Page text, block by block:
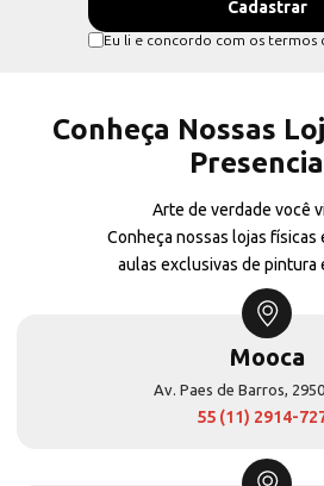
Eu li e concordo com os termos
Conheça Nossas
Arte de verdade você
Conheça nossas lojas físicas
aulas exclusivas de pintura
Mooca
Av. Paes de Barros,
55 (11) 2914-